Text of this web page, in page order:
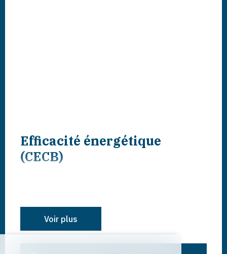
Efficacité énergétique
(CECB)
L'étiquette énergétique résulte de l'évaluation
de la performance énergétique globale
Voir plus